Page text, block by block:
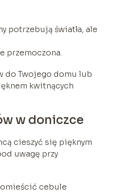
potrzebują światła, ale
przemoczona.
do Twojego domu lub
kwitnących
w doniczce
cieszyć się pięknym
uwagę przy
cebule